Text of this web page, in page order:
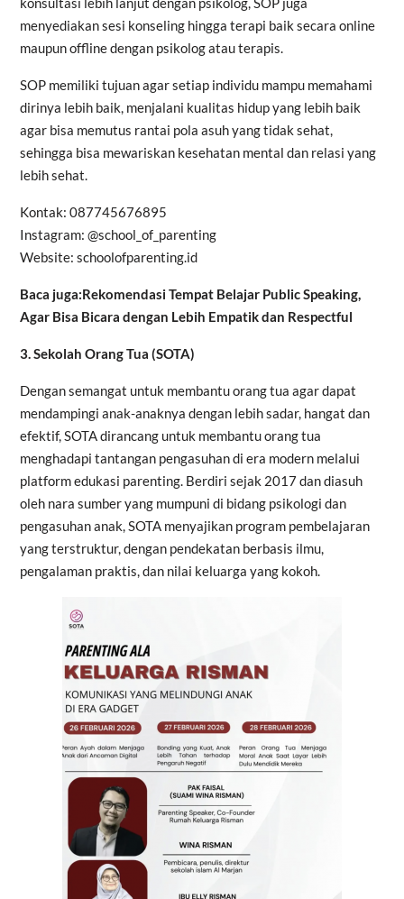
menyediakan sesi konseling hingga terapi baik secara online
maupun offline dengan psikolog atau terapis.
SOP memiliki tujuan agar setiap individu mampu memahami
dirinya lebih baik, menjalani kualitas hidup yang lebih baik
agar bisa memutus rantai pola asuh yang tidak sehat,
sehingga bisa mewariskan kesehatan mental dan relasi yang
lebih sehat.
Kontak: 087745676895
Instagram: @school_of_parenting
Website: schoolofparenting.id
Baca juga:Rekomendasi Tempat Belajar Public Speaking,
Agar Bisa Bicara dengan Lebih Empatik dan Respectful
3. Sekolah Orang Tua (SOTA)
Dengan semangat untuk membantu orang tua agar dapat
mendampingi anak-anaknya dengan lebih sadar, hangat dan
efektif, SOTA dirancang untuk membantu orang tua
menghadapi tantangan pengasuhan di era modern melalui
platform edukasi parenting. Berdiri sejak 2017 dan diasuh
oleh nara sumber yang mumpuni di bidang psikologi dan
pengasuhan anak, SOTA menyajikan program pembelajaran
yang terstruktur, dengan pendekatan berbasis ilmu,
pengalaman praktis, dan nilai keluarga yang kokoh.